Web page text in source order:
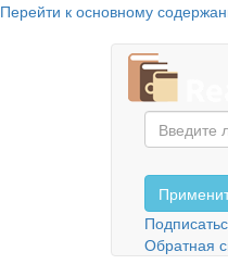
Перейти к основному
Обратная